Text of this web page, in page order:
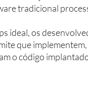
tradicional
ideal, os
que
o código